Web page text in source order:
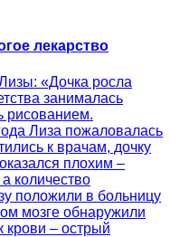
лекарство
«Дочка росла
занималась
рисованием.
Лиза пожаловалась
к врачам, дочку
плохим –
количество
положили в больницу
мозге обнаружили
крови – острый